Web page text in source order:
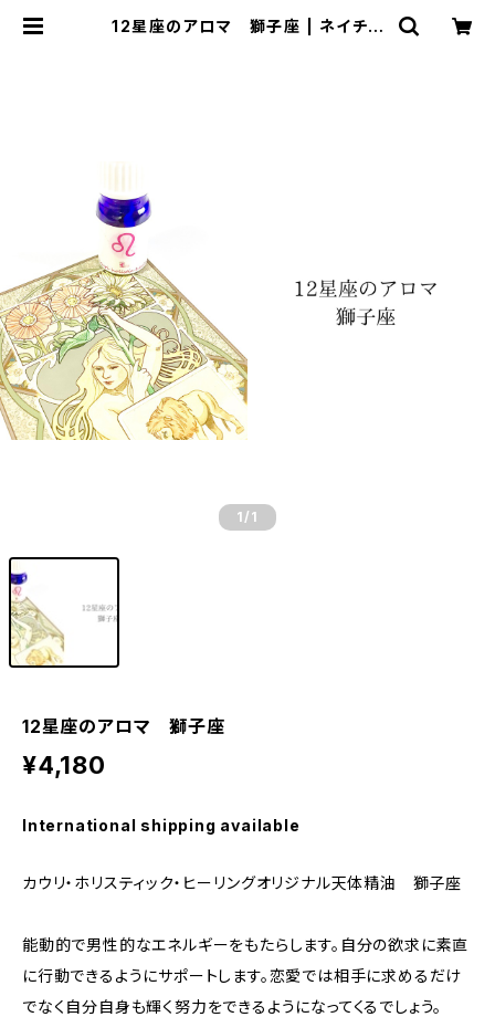
12星座のアロマ 獅子座 | ネイチャ
1 /1
12星座のアロマ 獅子座
¥4,180
International shipping available
カウリ・ホリスティック・ヒーリングオリジナル天体精油 獅子座
能動的で男性的なエネルギーをもたらします。自分の欲求に素直
に行動できるようにサポートします。恋愛では相手に求めるだけ
でなく自分自身も輝く努力をできるようになってくるでしょう。